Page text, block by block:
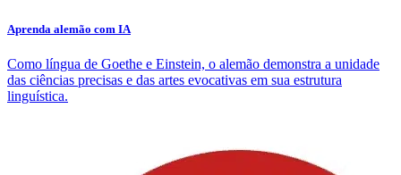
Aprenda alemão com IA
Como língua de Goethe e Einstein, o alemão demonstra a unidade
das ciências precisas e das artes evocativas em sua estrutura
linguística.